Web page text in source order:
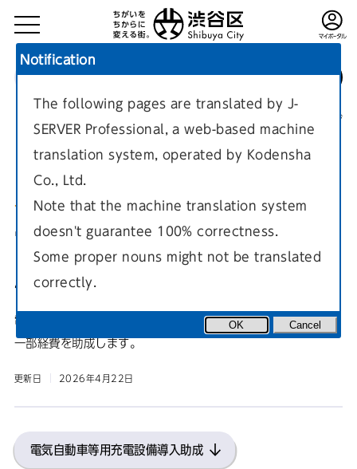
現在のページ
電気自動車等用充電設備導入助
成
電気自動車およびプラグインハイブリッド自動車の充電設備の
一部経費を助成します。
更新日 2026年4月22日
電気自動車等用充電設備導入助成
Notification
The following pages are translated by J-
SERVER Professional, a web-based machine
translation system, operated by Kodensha
Co., Ltd.
Note that the machine translation system
doesn't guarantee 100% correctness.
Some proper nouns might not be translated
correctly.
OK Cancel